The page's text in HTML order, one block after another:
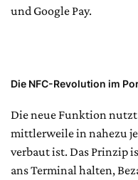
und Google Pay.
Die NFC-Revolution im
Die neue Funktion
mittlerweile in nahezu
verbaut ist. Das Prinzip
ans Terminal halten,